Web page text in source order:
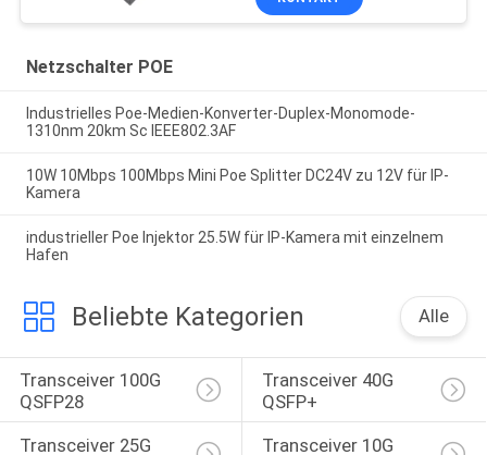
Netzschalter POE
Industrielles Poe-Medien-Konverter-Duplex-Monomode-
1310nm 20km Sc IEEE802.3AF
10W 10Mbps 100Mbps Mini Poe Splitter DC24V zu 12V für IP-
Kamera
industrieller Poe Injektor 25.5W für IP-Kamera mit einzelnem
Hafen
Beliebte Kategorien Alle
Transceiver 100G
QSFP28
Transceiver 40G
QSFP+
Transceiver 25G
Transceiver 10G